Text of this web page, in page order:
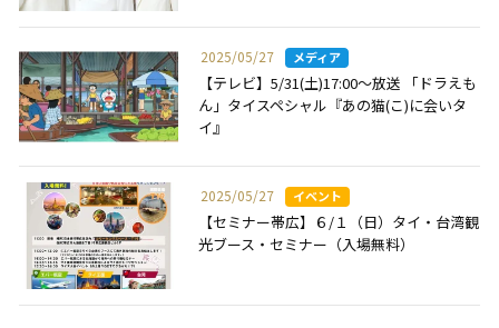
2025/05/27
【テレビ】5/31(土)17:00～放送 「ドラえも
ん」タイスペシャル『あの猫(こ)に会いタ
イ』
2025/05/27
【セミナー帯広】６/１（日）タイ・台湾観
光ブース・セミナー（入場無料）